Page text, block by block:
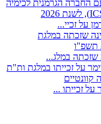
על זכיי...
שזכתה במלג...
זכייתו ...